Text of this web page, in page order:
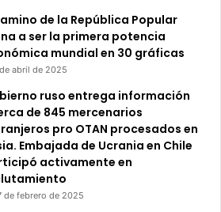
de la República Popular
a ser la primera potencia
mundial en 30 gráficas
abril de 2025
ruso entrega información
de 845 mercenarios
pro OTAN procesados en
Embajada de Ucrania en Chile
activamente en
de febrero de 2025